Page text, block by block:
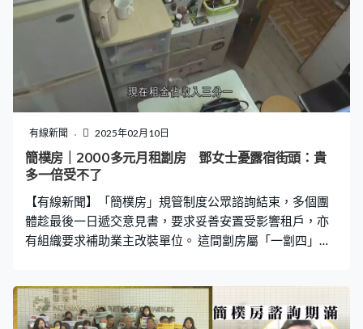
有線新聞 2025年02月10日
簡樸房｜2000多元月租劏房 鄧女士憂露宿街頭：貴
多一倍受不了
【有線新聞】「簡樸房」規管制度公眾諮詢結束，多個團
體趁最後一日遞交意見書，要求妥善安置受影響租戶，亦
有組織要求補助業主改裝單位。 這間劏房屬「一劏四」只
戶鄧女士：「很擔心，經濟條件不容許租其他地方，怕屆
時沒有地方住，會露宿街頭。現在租金佔收入三分一，以